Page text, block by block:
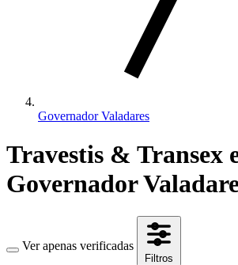
Governador Valadares
Travestis & Transex
Governador
Ver apenas verificadas
Filtros